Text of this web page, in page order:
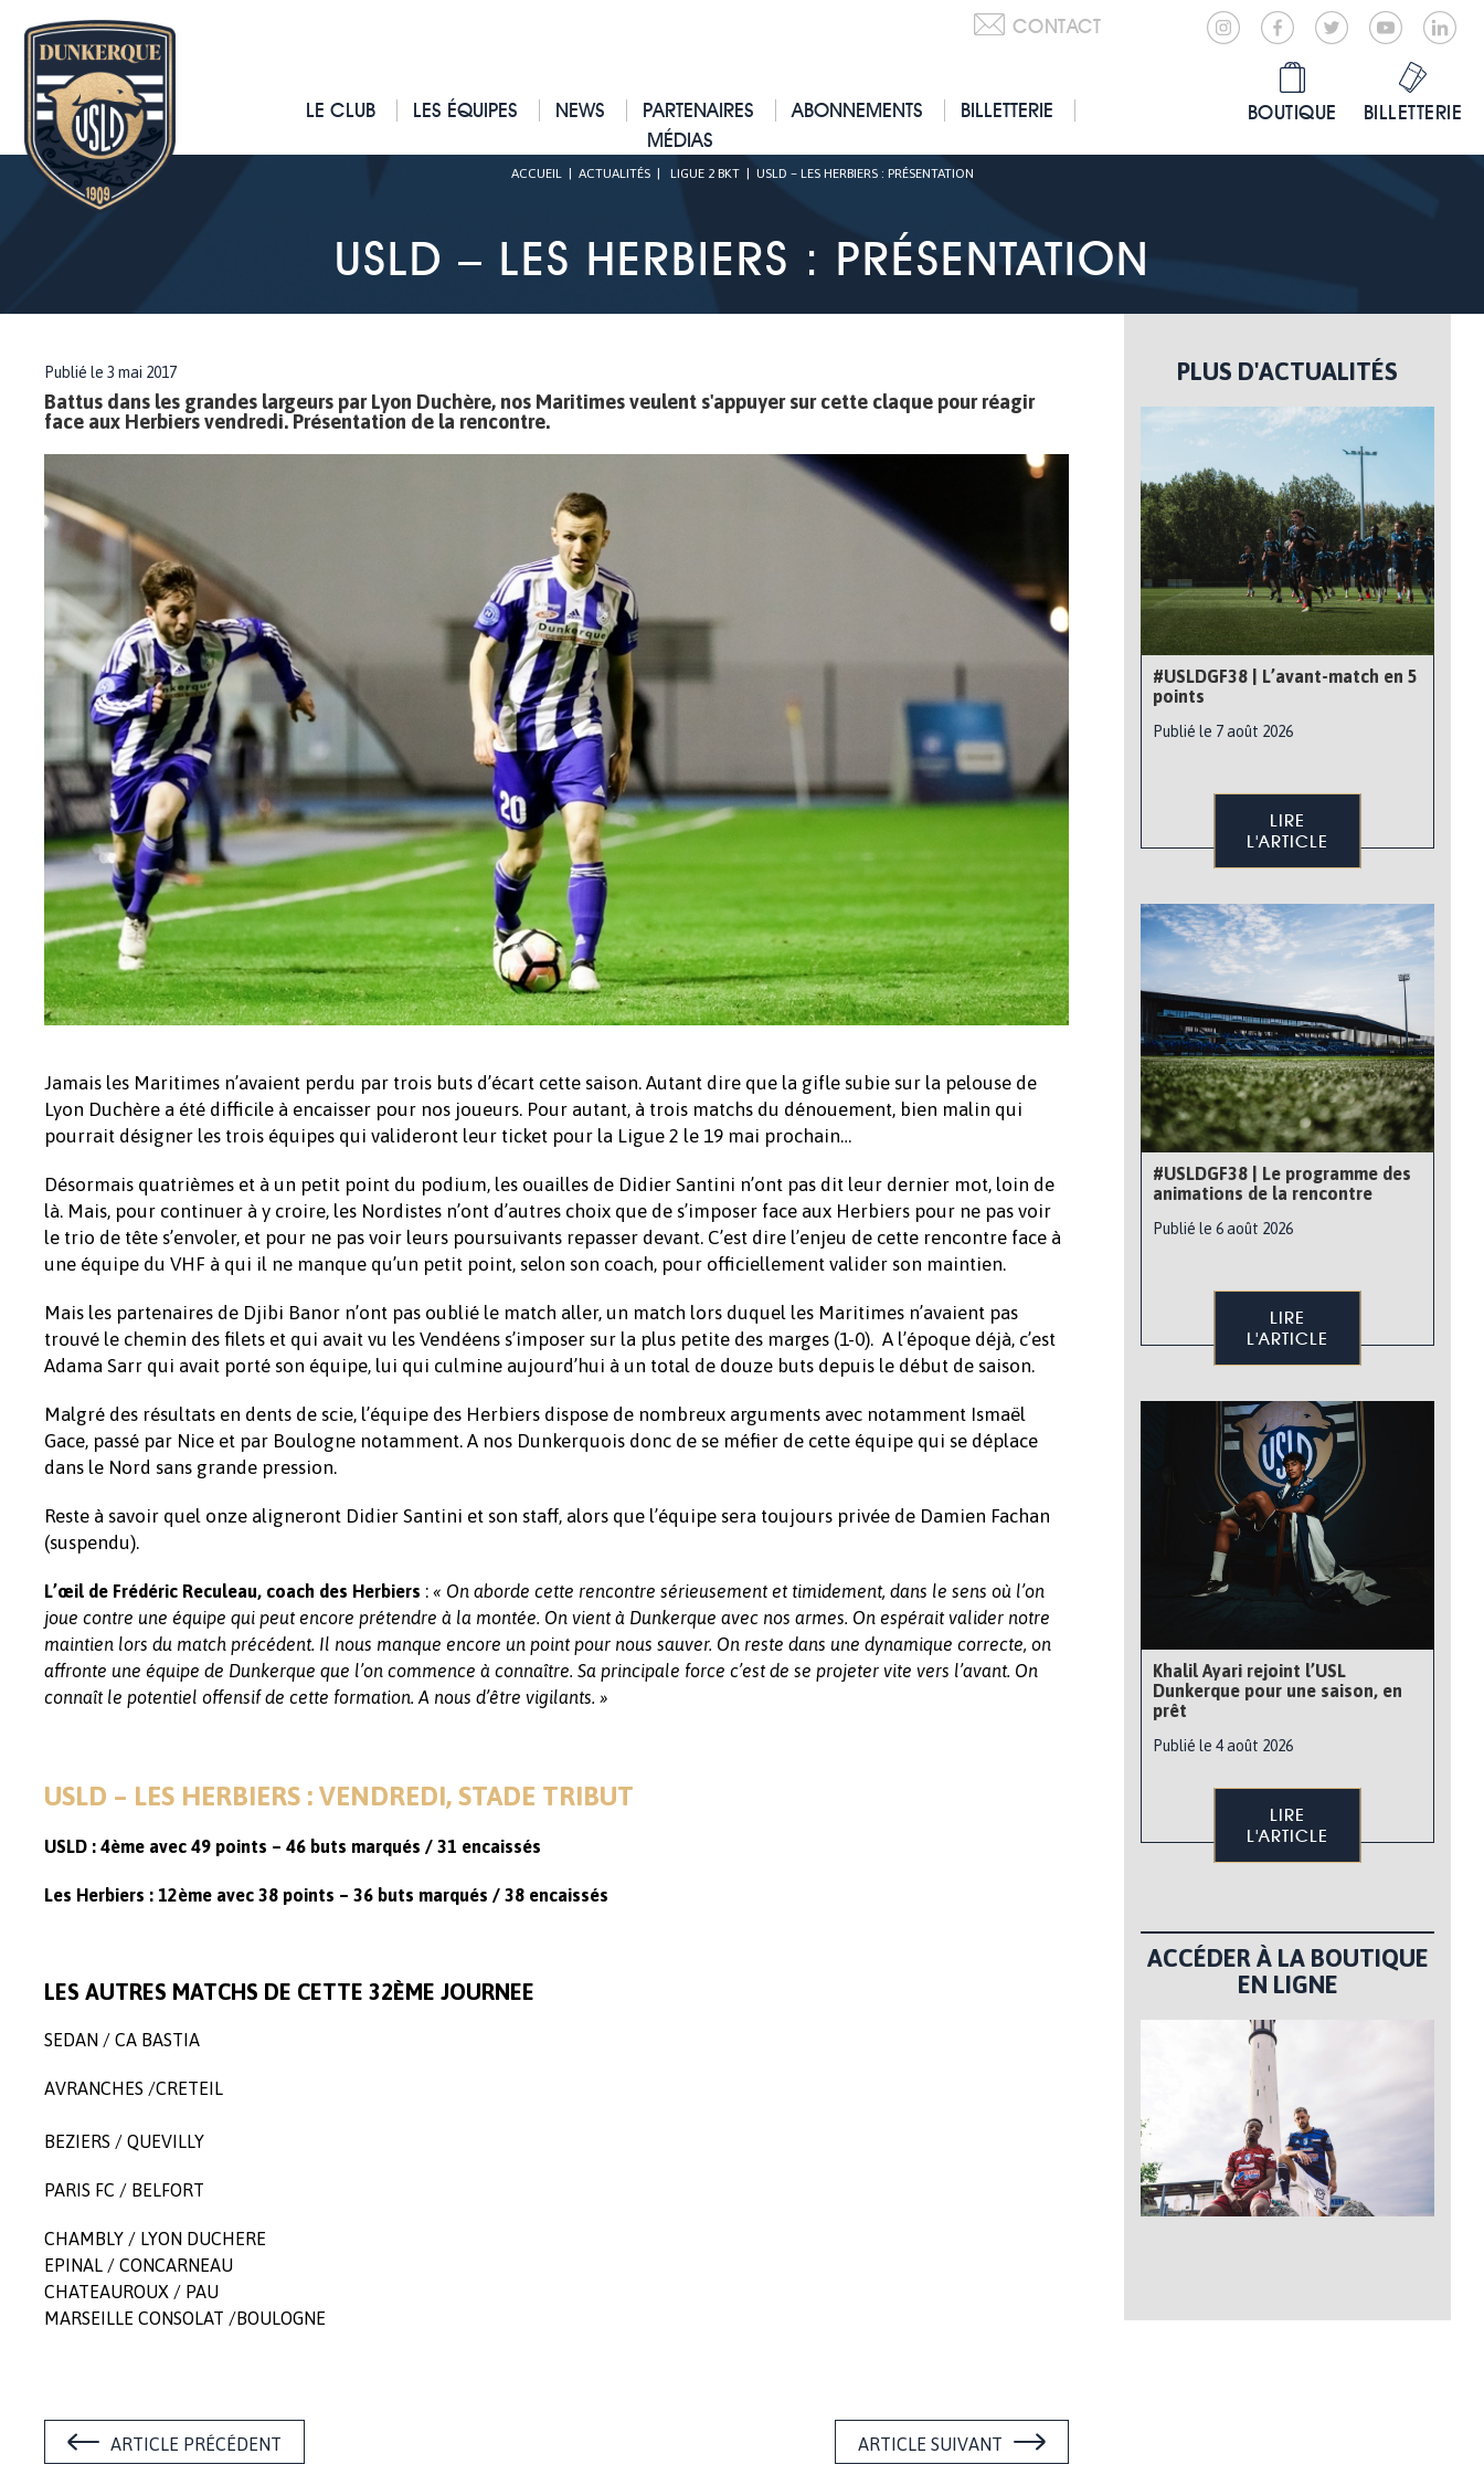
CONTACT
LE CLUB LES ÉQUIPES NEWS PARTENAIRES ABONNEMENTS
BILLETTERIE
MÉDIAS
BOUTIQUE BILLETTERIE
ACCUEIL| ACTUALITÉS| LIGUE 2 BKT| USLD – LES HERBIERS : PRÉSENTATION
USLD – LES HERBIERS : PRÉSENTATION
Publié le 3 mai 2017
Battus dans les grandes largeurs par Lyon Duchère, nos Maritimes veulent s'appuyer sur cette claque pour réagir
face aux Herbiers vendredi. Présentation de la rencontre.
Jamais les Maritimes n’avaient perdu par trois buts d’écart cette saison. Autant dire que la gifle subie sur la pelouse de
Lyon Duchère a été difficile à encaisser pour nos joueurs. Pour autant, à trois matchs du dénouement, bien malin qui
pourrait désigner les trois équipes qui valideront leur ticket pour la Ligue 2 le 19 mai prochain…
Désormais quatrièmes et à un petit point du podium, les ouailles de Didier Santini n’ont pas dit leur dernier mot, loin de
là. Mais, pour continuer à y croire, les Nordistes n’ont d’autres choix que de s’imposer face aux Herbiers pour ne pas voir
le trio de tête s’envoler, et pour ne pas voir leurs poursuivants repasser devant. C’est dire l’enjeu de cette rencontre face à
une équipe du VHF à qui il ne manque qu’un petit point, selon son coach, pour officiellement valider son maintien.
Mais les partenaires de Djibi Banor n’ont pas oublié le match aller, un match lors duquel les Maritimes n’avaient pas
trouvé le chemin des filets et qui avait vu les Vendéens s’imposer sur la plus petite des marges (1-0). A l’époque déjà, c’est
Adama Sarr qui avait porté son équipe, lui qui culmine aujourd’hui à un total de douze buts depuis le début de saison.
Malgré des résultats en dents de scie, l’équipe des Herbiers dispose de nombreux arguments avec notamment Ismaël
Gace, passé par Nice et par Boulogne notamment. A nos Dunkerquois donc de se méfier de cette équipe qui se déplace
dans le Nord sans grande pression.
Reste à savoir quel onze aligneront Didier Santini et son staff, alors que l’équipe sera toujours privée de Damien Fachan
(suspendu).
L’œil de Frédéric Reculeau, coach des Herbiers : « On aborde cette rencontre sérieusement et timidement, dans le sens où l’on
joue contre une équipe qui peut encore prétendre à la montée. On vient à Dunkerque avec nos armes. On espérait valider notre
maintien lors du match précédent. Il nous manque encore un point pour nous sauver. On reste dans une dynamique correcte, on
affronte une équipe de Dunkerque que l’on commence à connaître. Sa principale force c’est de se projeter vite vers l’avant. On
connaît le potentiel offensif de cette formation. A nous d’être vigilants. »
USLD – LES HERBIERS : VENDREDI, STADE TRIBUT
USLD : 4ème avec 49 points – 46 buts marqués / 31 encaissés
Les Herbiers : 12ème avec 38 points – 36 buts marqués / 38 encaissés
LES AUTRES MATCHS DE CETTE 32ÈME JOURNEE
SEDAN / CA BASTIA
AVRANCHES /CRETEIL
BEZIERS / QUEVILLY
PARIS FC / BELFORT
CHAMBLY / LYON DUCHERE
EPINAL / CONCARNEAU
CHATEAUROUX / PAU
MARSEILLE CONSOLAT /BOULOGNE
ARTICLE PRÉCÉDENT ARTICLE SUIVANT
PLUS D'ACTUALITÉS
#USLDGF38 | L’avant-match en 5
points
Publié le 7 août 2026
LIRE
L'ARTICLE
#USLDGF38 | Le programme des
animations de la rencontre
Publié le 6 août 2026
LIRE
L'ARTICLE
Khalil Ayari rejoint l’USL
Dunkerque pour une saison, en
prêt
Publié le 4 août 2026
LIRE
L'ARTICLE
ACCÉDER À LA BOUTIQUE
EN LIGNE